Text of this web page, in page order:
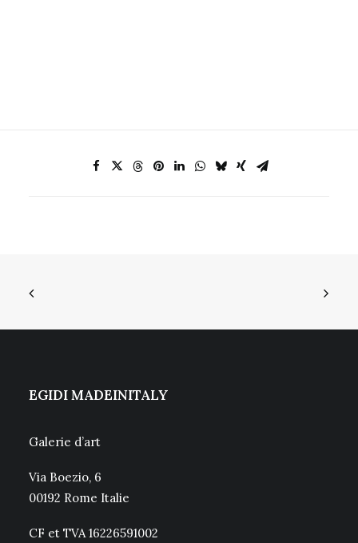
EGIDI MADEINITALY
Galerie d’art
Via Boezio, 6
00192 Rome Italie
CF et TVA 16226591002